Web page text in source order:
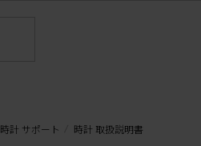
時計 サポート 時計 取扱説明書